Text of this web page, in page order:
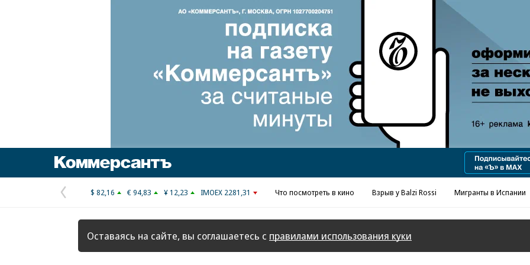
Реклама в «Ъ» www.kommersant.ru/ad
Предыдущая
страница
$ 82,16 € 94,83 ¥ 12,23 IMOEX 2281,31 Что посмотреть в кино Взрыв у Balzi Rossi Мигранты в Испании
Оставаясь на сайте, вы соглашаетесь с правилами использования куки